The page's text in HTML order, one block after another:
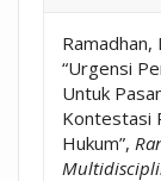
Ramadhan,
“Urgensi
Untuk
Kontestasi
Hukum”,